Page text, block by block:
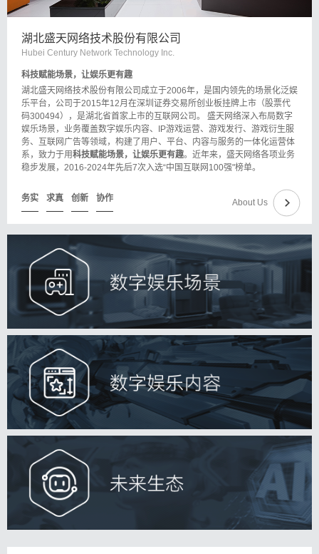
湖北盛天网络技术股份有限公司
Hubei Century Network Technology Inc.
科技赋能场景，让娱乐更有趣
湖北盛天网络技术股份有限公司成立于2006年，是国内领先的场景化泛娱
乐平台，公司于2015年12月在深圳证券交易所创业板挂牌上市（股票代
码300494），是湖北省首家上市的互联网公司。 盛天网络深入布局数字
娱乐场景，业务覆盖数字娱乐内容、IP游戏运营、游戏发行、游戏衍生服
务、互联网广告等领域，构建了用户、平台、内容与服务的一体化运营体
系，致力于用科技赋能场景，让娱乐更有趣。近年来，盛天网络各项业务
稳步发展，2016-2024年先后7次入选“中国互联网100强"榜单。
务实 求真 创新 协作 About Us